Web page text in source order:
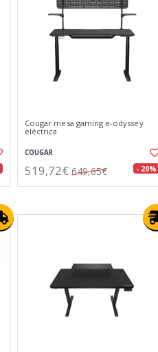
Cougar mesa gaming e-odyssey
eléctrica
COUGAR
519,72€ 649,65€ - 20%